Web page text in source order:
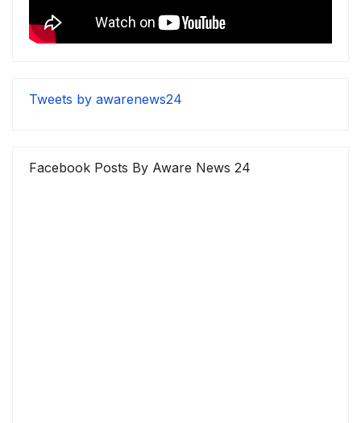
Tweets by awarenews24
Facebook Posts By Aware News 24